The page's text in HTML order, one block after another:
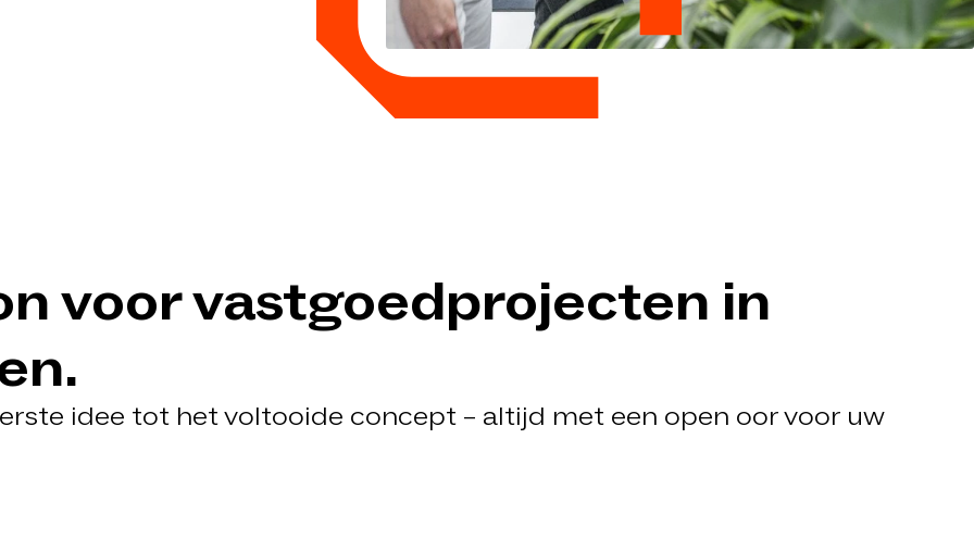
voor vastgoedprojecten in
idee tot het voltooide concept – altijd met een open oor voor uw